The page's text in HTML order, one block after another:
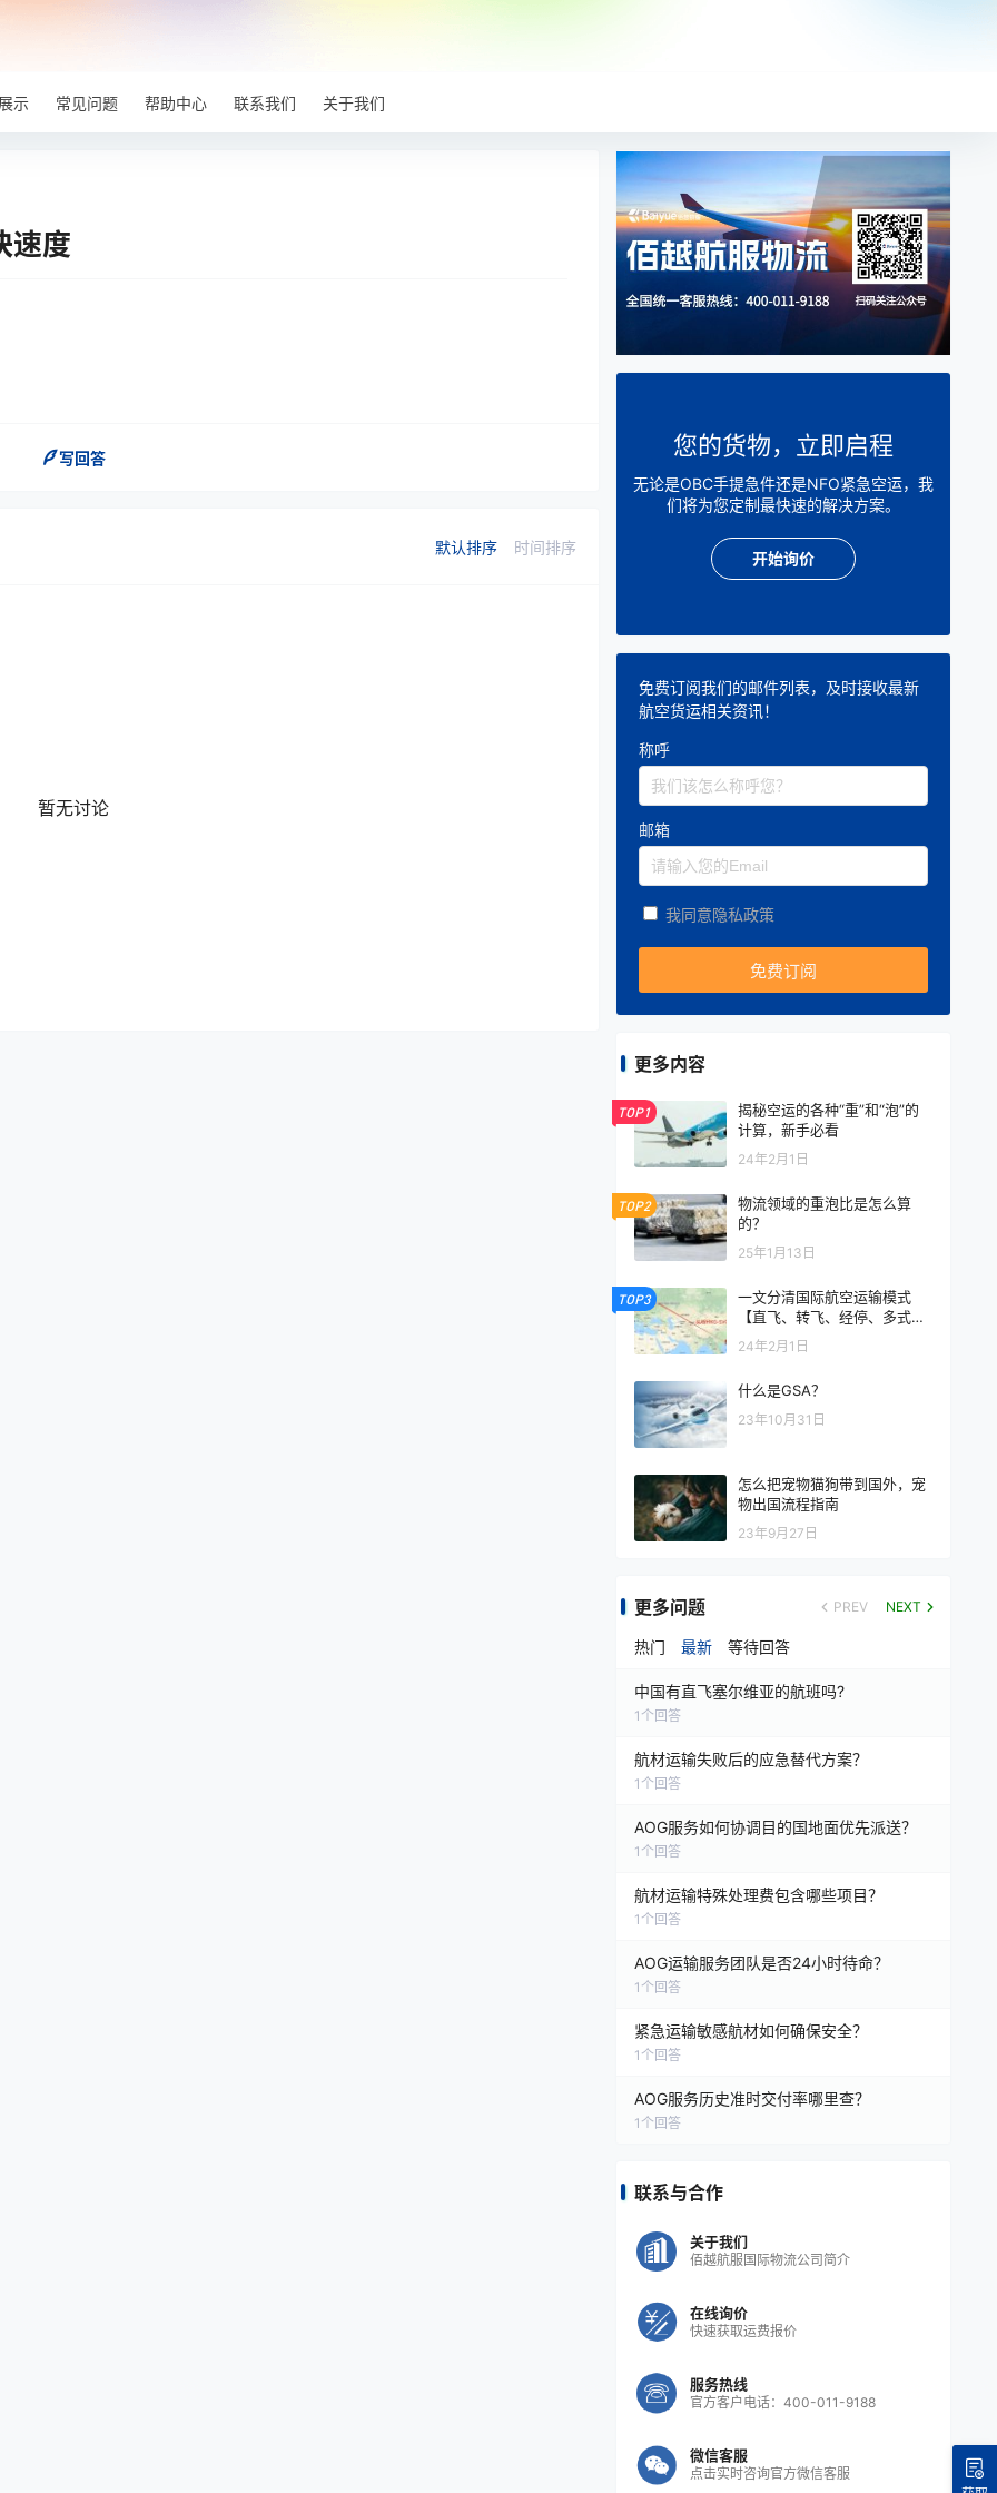
示 常见问题 帮助中心 联系我们 关于我们
速度
写回答
默认排序 时间排序
暂无讨论
您的货物，立即启程
无论是OBC手提急件还是NFO紧急空运，我
们将为您定制最快速的解决方案。
开始询价
免费订阅我们的邮件列表，及时接收最新
航空货运相关资讯！
称呼
邮箱
我同意隐私政策
更多内容
TOP1
揭秘空运的各种“重”和“泡”的
计算，新手必看
24年2月1日
TOP2
物流领域的重泡比是怎么算
的？
25年1月13日
TOP3
一文分清国际航空运输模式
【直飞、转飞、经停、多式联
运】
24年2月1日
什么是GSA？
23年10月31日
怎么把宠物猫狗带到国外，宠
物出国流程指南
23年9月27日
更多问题 PREV NEXT
热门 最新 等待回答
中国有直飞塞尔维亚的航班吗?
1 个回答
航材运输失败后的应急替代方案？
1 个回答
AOG服务如何协调目的国地面优先派送？
1 个回答
航材运输特殊处理费包含哪些项目？
1 个回答
AOG运输服务团队是否24小时待命？
1 个回答
紧急运输敏感航材如何确保安全？
1 个回答
AOG服务历史准时交付率哪里查？
1 个回答
联系与合作
关于我们
佰越航服国际物流公司简介
在线询价
快速获取运费报价
服务热线
官方客户电话：400-011-9188
微信客服
点击实时咨询官方微信客服